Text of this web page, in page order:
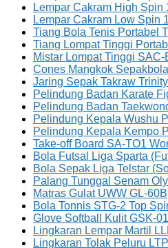
Lempar Cakram High Spin
Lempar Cakram Low Spin
Tiang Bola Tenis Portabel
Tiang Lompat Tinggi
Mistar Lompat Tinggi SAC-
Cones Mangkok
Jaring Sepak Takraw
Pelindung Badan Karate
Pelindung Badan
Pelindung Kepala Wushu
Pelindung Kepala Kempo
Take-off Board SA-TO1
Bola Futsal Liga Sparta
Bola Sepak Liga Telstar
Palang Tunggal Senam
Matras Gulat UWW GL-60B
Bola Tonnis STG-2 Top
Glove Softball Kulit GSK-01
Lingkaran Lempar Martil
Lingkaran Tolak Peluru